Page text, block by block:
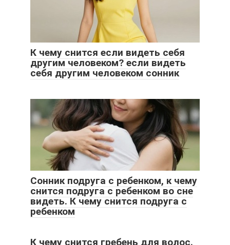
К чему снится если видеть себя
другим человеком? если видеть
себя другим человеком сонник
Cонник подруга с ребенком, к чему
снится подруга с ребенком во сне
видеть. К чему снится подруга с
ребенком
К чему снится гребень для волос.